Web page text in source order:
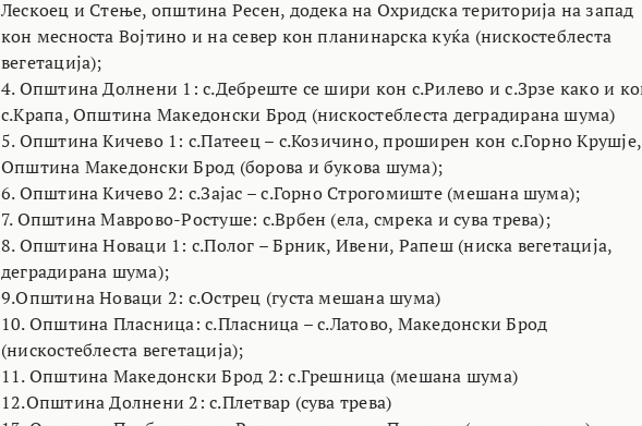
Лескоец и Стење, општина Ресен, додека на Охридска територија на запад
кон месноста Војтино и на север кон планинарска куќа (нискостеблеста
вегетација);
4. Општина Долнени 1: с.Дебреште се шири кон с.Рилево и с.Зрзе како и
с.Крапа, Општина Македонски Брод (нискостеблеста деградирана шума)
5. Општина Кичево 1: с.Патеец – с.Козичино, проширен кон с.Горно Крушје,
Општина Македонски Брод (борова и букова шума);
6. Општина Кичево 2: с.Зајас – с.Горно Строгомиште (мешана шума);
7. Општина Маврово-Ростуше: с.Врбен (ела, смрека и сува трева);
8. Општина Новаци 1: с.Полог – Брник, Ивени, Рапеш (ниска вегетација,
деградирана шума);
9.Општина Новаци 2: с.Острец (густа мешана шума)
10. Општина Пласница: с.Пласница – с.Латово, Македонски Брод
(нискостеблеста вегетација);
11. Општина Македонски Брод 2: с.Грешница (мешана шума)
12.Општина Долнени 2: с.Плетвар (сува трева)